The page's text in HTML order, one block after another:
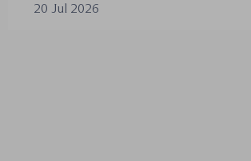
de los procedimientos como en la
20 Jul 2026